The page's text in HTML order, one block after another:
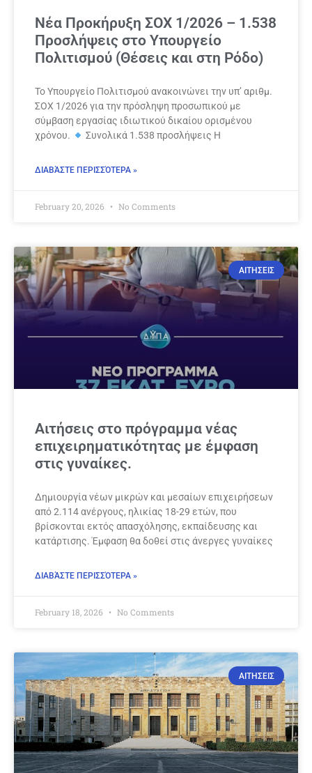
Νέα Προκήρυξη ΣΟΧ 1/2026 – 1.538
Προσλήψεις στο Υπουργείο
Πολιτισμού (Θέσεις και στη Ρόδο)
Το Υπουργείο Πολιτισμού ανακοινώνει την υπ’ αριθμ.
ΣΟΧ 1/2026 για την πρόσληψη προσωπικού με
σύμβαση εργασίας ιδιωτικού δικαίου ορισμένου
χρόνου.
Συνολικά 1.538 προσλήψεις Η
ΔΙΑΒΆΣΤΕ ΠΕΡΙΣΣΌΤΕΡΑ »
February 20, 2026 No Comments
ΑΙΤΗΣΕΙΣ
Αιτήσεις στο πρόγραμμα νέας
επιχειρηματικότητας με έμφαση
στις γυναίκες.
Δημιουργία νέων μικρών και μεσαίων επιχειρήσεων
από 2.114 ανέργους, ηλικίας 18-29 ετών, που
βρίσκονται εκτός απασχόλησης, εκπαίδευσης και
κατάρτισης. Έμφαση θα δοθεί στις άνεργες γυναίκες
ΔΙΑΒΆΣΤΕ ΠΕΡΙΣΣΌΤΕΡΑ »
February 18, 2026 No Comments
ΑΙΤΗΣΕΙΣ